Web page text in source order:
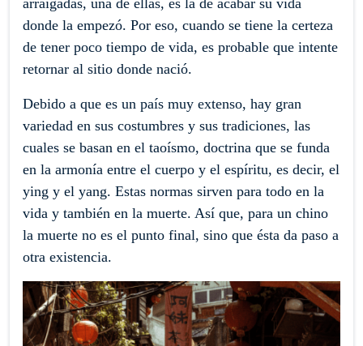
arraigadas, una de ellas, es la de acabar su vida
donde la empezó. Por eso, cuando se tiene la certeza
de tener poco tiempo de vida, es probable que intente
retornar al sitio donde nació.
Debido a que es un país muy extenso, hay gran
variedad en sus costumbres y sus tradiciones, las
cuales se basan en el taoísmo, doctrina que se funda
en la armonía entre el cuerpo y el espíritu, es decir, el
ying y el yang. Estas normas sirven para todo en la
vida y también en la muerte. Así que, para un chino
la muerte no es el punto final, sino que ésta da paso a
otra existencia.